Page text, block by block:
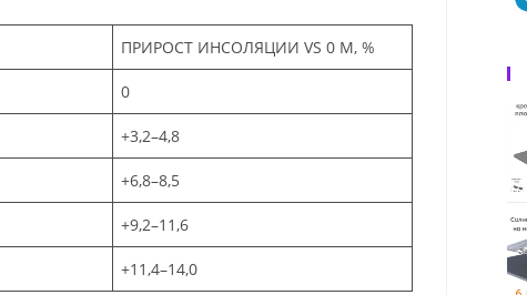
ПРИРОСТ ИНСОЛЯЦИИ VS 0 М, %
0
+3,2–4,8
+6,8–8,5
+9,2–11,6
+11,4–14,0